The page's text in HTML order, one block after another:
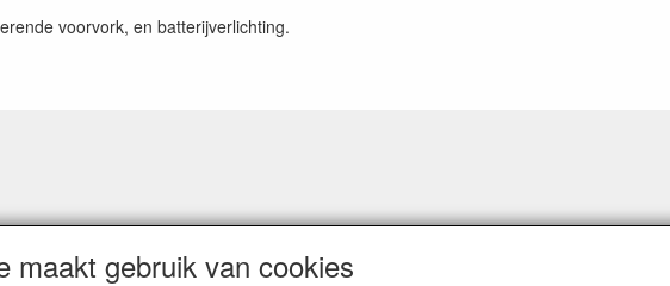
voorvork, en batterijverlichting.
maakt gebruik van cookies